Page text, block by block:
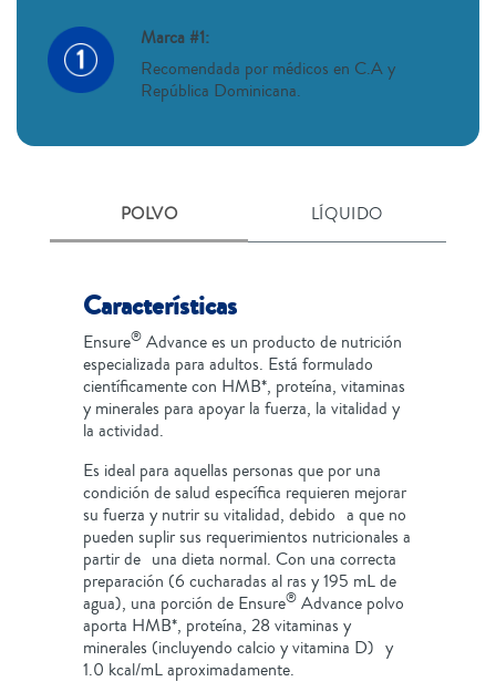
Marca #1:
Recomendada por médicos en C.A y
República Dominicana.
POLVO LÍQUIDO
Características
Ensure® Advance es un producto de nutrición
especializada para adultos. Está formulado
científicamente con HMB*, proteína, vitaminas
y minerales para apoyar la fuerza, la vitalidad y
la actividad.
Es ideal para aquellas personas que por una
condición de salud específica requieren mejorar
su fuerza y nutrir su vitalidad, debido a que no
pueden suplir sus requerimientos nutricionales a
partir de una dieta normal. Con una correcta
preparación (6 cucharadas al ras y 195 mL de
agua), una porción de Ensure® Advance polvo
aporta HMB*, proteína, 28 vitaminas y
minerales (incluyendo calcio y vitamina D) y
1.0 kcal/mL aproximadamente.